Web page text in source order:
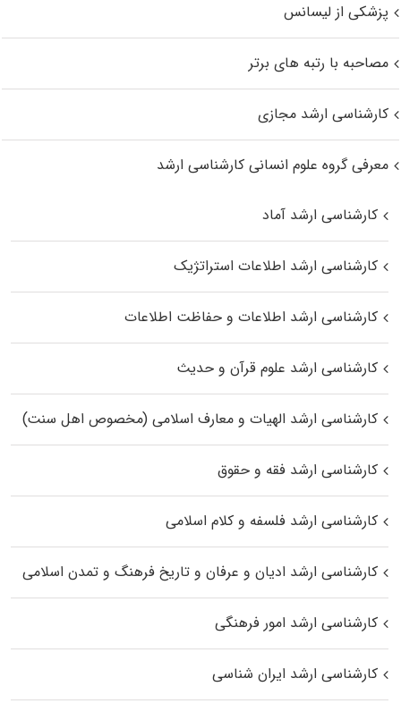
پزشکی از لیسانس
مصاحبه با رتبه های برتر
کارشناسی ارشد مجازی
معرفی گروه علوم انسانی کارشناسی ارشد
کارشناسی ارشد آماد
کارشناسی ارشد اطلاعات استراتژیک
کارشناسی ارشد اطلاعات و حفاظت اطلاعات
کارشناسی ارشد علوم قرآن و حدیث
کارشناسی ارشد الهیات و معارف اسلامی (مخصوص اهل سنت)
کارشناسی ارشد فقه و حقوق
کارشناسی ارشد فلسفه و کلام اسلامی
کارشناسی ارشد ادیان و عرفان و تاریخ فرهنگ و تمدن اسلامی
کارشناسی ارشد امور فرهنگی
کارشناسی ارشد ایران شناسی